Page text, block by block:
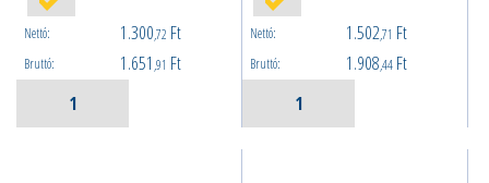
Nettó: 1.300,72 Ft
Bruttó: 1.651 ,91 Ft
Nettó: 1.502,71 Ft
Bruttó: 1.908,44 Ft